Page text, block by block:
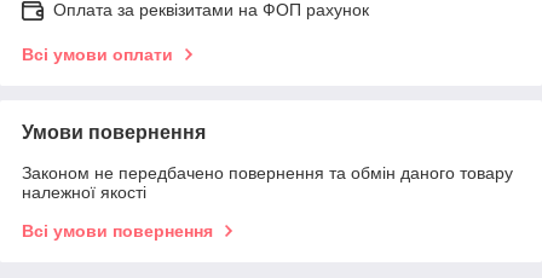
Оплата за реквізитами на ФОП рахунок
Всі умови оплати
Умови повернення
Законом не передбачено повернення та обмін даного товару
належної якості
Всі умови повернення